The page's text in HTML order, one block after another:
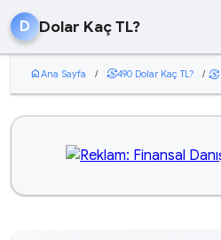
D Dolar Kaç TL?
homeAna Sayfa / currency_exchange490 Dolar Kaç TL? / currency_exchange